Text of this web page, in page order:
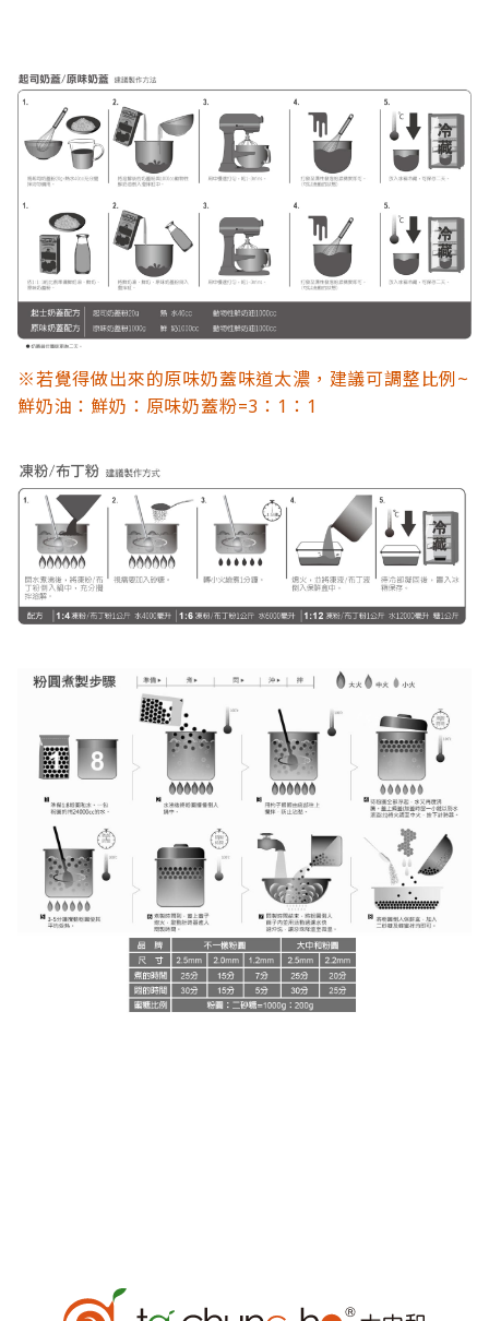
※若覺得做出來的原味奶蓋味道太濃，建議可調整比例~
鮮奶油：鮮奶：原味奶蓋粉=3：1：1